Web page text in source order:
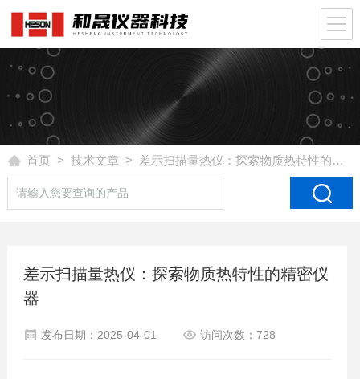
首页 > 技术文章 > 差示扫描量热仪：探索物质热特性的精密仪器
差示扫描量热仪：探索物质热特性的精密仪
器
发布日期：2025-04-01 访问次数：728